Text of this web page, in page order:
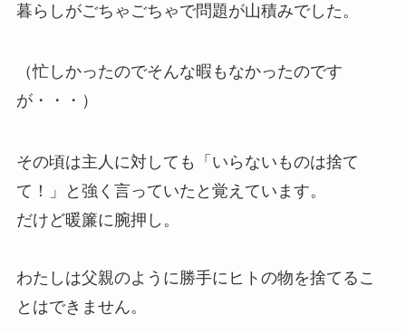
暮らしがごちゃごちゃで問題が山積みでした。
（忙しかったのでそんな暇もなかったのです
が・・・）
その頃は主人に対しても「いらないものは捨て
て！」と強く言っていたと覚えています。
だけど暖簾に腕押し。
わたしは父親のように勝手にヒトの物を捨てるこ
とはできません。